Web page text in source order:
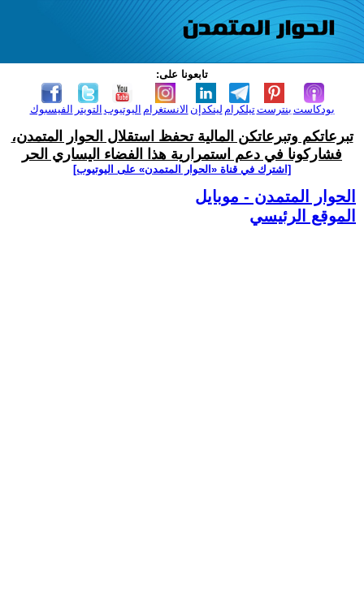
تابعونا على:
الفيسبوك التويتر اليوتيوب الانستغرام لينكدإن تيلكرامبنترست بودكاست
تبرعاتكم وتبرعاتكن المالية تحفظ استقلال الحوار المتمدن،
فشاركونا في دعم استمرارية هذا الفضاء اليساري الحر
[اشترك في قناة ‫«الحوار المتمدن» على اليوتيوب]
الحوار المتمدن - موبايل
الموقع الرئيسي